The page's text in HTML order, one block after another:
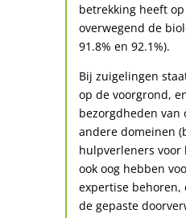
betrekking heeft
overwegend de
91.8% en 92.1%).
Bij zuigelingen
op de voorgrond,
bezorgdheden van
andere domeinen
hulpverleners
ook oog hebben
expertise behoren,
de gepaste